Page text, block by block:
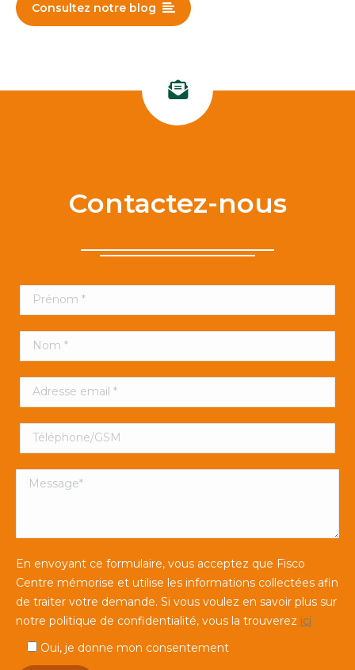
Consultez notre blog
Contactez-nous
Prénom *
Nom *
Adresse email *
Téléphone/GSM
Message*
En envoyant ce formulaire, vous acceptez que Fisco
Centre mémorise et utilise les informations collectées afin
de traiter votre demande. Si vous voulez en savoir plus sur
notre politique de confidentialité, vous la trouverez ici
Oui, je donne mon consentement